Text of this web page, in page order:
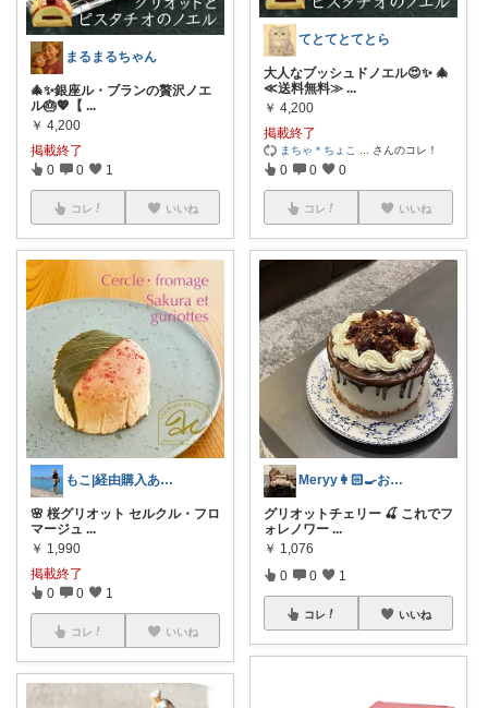
まるまるちゃん
​🎄✨銀座ル・ブランの贅沢ノエ
ル🎂💖 ​【 ...
￥ 4,200
掲載終了
0 0 1
コレ いいね
もこ|経由購入ありがとうございます♡
🌸 桜グリオット セルクル・フロ
マージュ ...
￥ 1,990
掲載終了
0 0 1
コレ いいね
てとてとてとら
大人なブッシュドノエル😍✨ 🎄
≪送料無料≫ ...
￥ 4,200
掲載終了
まちゃ＊ちょこ さんのコレ！
0 0 0
コレ いいね
Meryy👩🏻‍🍳お菓子時々日常
グリオットチェリー 🍒 これでフ
ォレノワー ...
￥ 1,076
0 0 1
コレ いいね